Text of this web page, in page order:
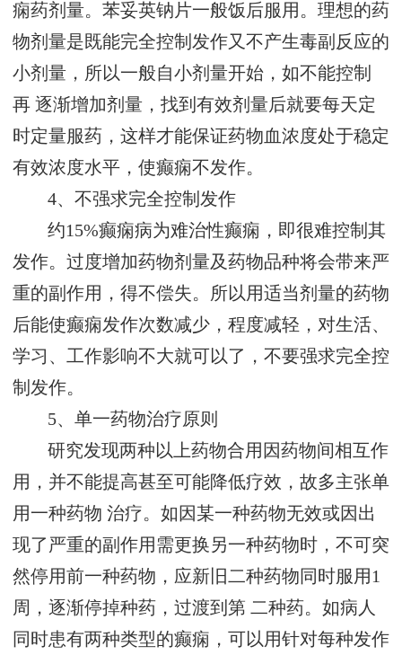
痫药剂量。苯妥英钠片一般饭后服用。理想的药
物剂量是既能完全控制发作又不产生毒副反应的
小剂量，所以一般自小剂量开始，如不能控制
再 逐渐增加剂量，找到有效剂量后就要每天定
时定量服药，这样才能保证药物血浓度处于稳定
有效浓度水平，使癫痫不发作。
4、不强求完全控制发作
约15%癫痫病为难治性癫痫，即很难控制其
发作。过度增加药物剂量及药物品种将会带来严
重的副作用，得不偿失。所以用适当剂量的药物
后能使癫痫发作次数减少，程度减轻，对生活、
学习、工作影响不大就可以了，不要强求完全控
制发作。
5、单一药物治疗原则
研究发现两种以上药物合用因药物间相互作
用，并不能提高甚至可能降低疗效，故多主张单
用一种药物 治疗。如因某一种药物无效或因出
现了严重的副作用需更换另一种药物时，不可突
然停用前一种药物，应新旧二种药物同时服用1
周，逐渐停掉种药，过渡到第 二种药。如病人
同时患有两种类型的癫痫，可以用针对每种发作